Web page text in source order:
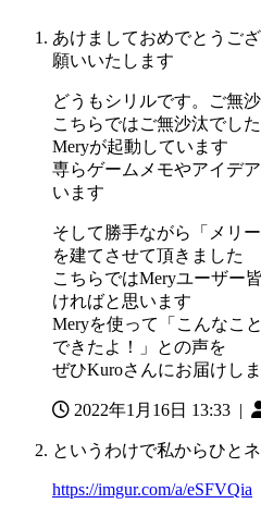
あけましておめでとうご
願いいたします
どうもシリルです。ご無
こちらではご無沙汰でし
Meryが起動しています
専らゲームメモやアイデ
います
そして勝手ながら「メリ
を建てさせて頂きました
こちらではMeryユーザー
ければと思います
Meryを使って「こんなこ
できたよ！」との声を
ぜひKuroさんにお届けし
2022年1月16日 13:33 |
というわけで私からひと
https://imgur.com/a/eSFVQia